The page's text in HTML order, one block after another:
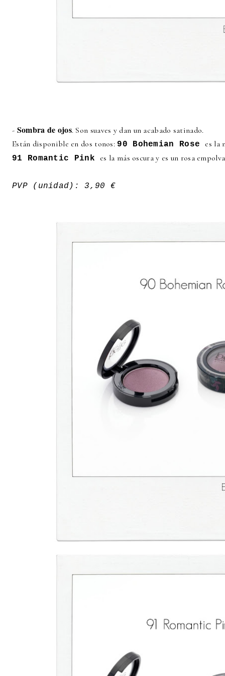
- Sombra de ojos. Son suaves y dan un acabado satinado.
Están disponible en dos tonos: 90 Bohemian Rose es la
91 Romantic Pink es la más oscura y es un rosa
PVP (unidad): 3,90 €